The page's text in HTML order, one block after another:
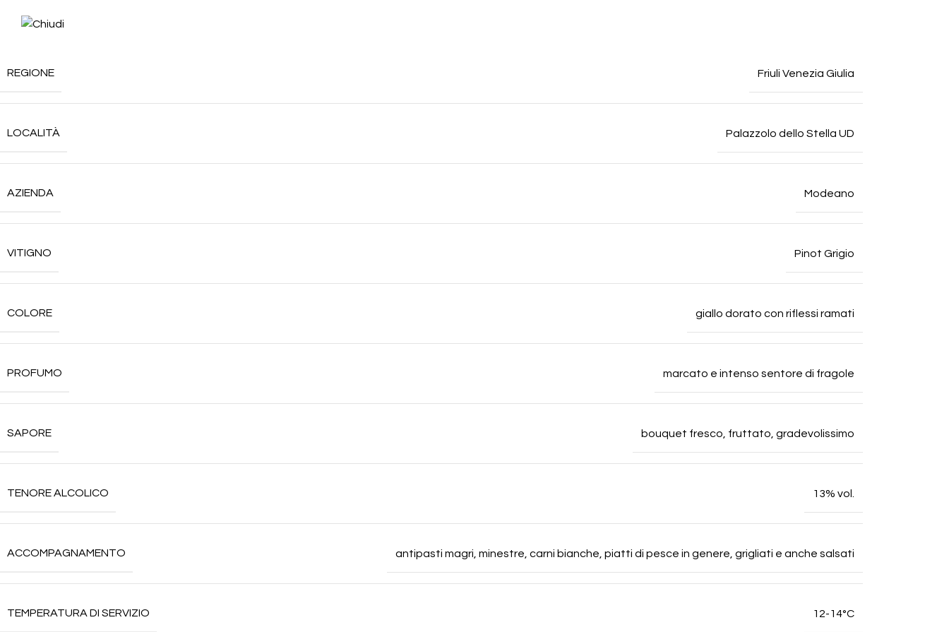
REGIONE Friuli Venezia Giulia
LOCALITÀ Palazzolo dello Stella UD
AZIENDA Modeano
VITIGNO Pinot Grigio
COLORE giallo dorato con riflessi ramati
PROFUMO marcato e intenso sentore di fragole
SAPORE bouquet fresco, fruttato, gradevolissimo
TENORE ALCOLICO 13% vol.
ACCOMPAGNAMENTO antipasti magri, minestre, carni bianche, piatti di pesce in genere, grigliati e anche salsati
TEMPERATURA DI SERVIZIO 12-14°C